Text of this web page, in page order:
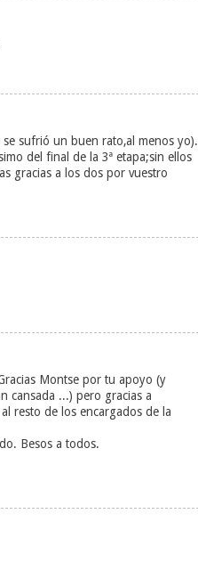
sufrió un buen rato,al menos yo).
del final de la 3ª etapa;sin ellos
gracias a los dos por vuestro
Montse por tu apoyo (y
cansada ...) pero gracias a
resto de los encargados de la
Besos a todos.